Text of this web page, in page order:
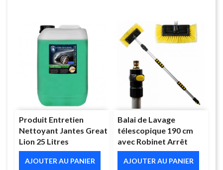
Produit Entretien
Nettoyant Jantes Great
Lion 25 Litres
AJOUTER AU PANIER
Balai de Lavage
télescopique 190 cm
avec Robinet Arrêt
AJOUTER AU PANIER